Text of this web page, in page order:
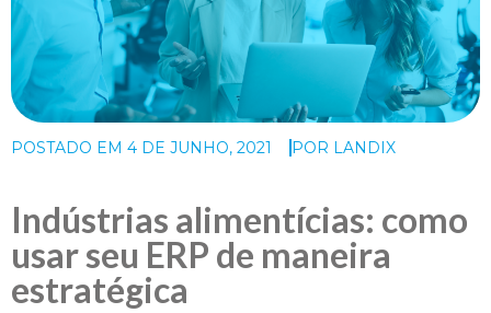
POSTADO EM 4 DE JUNHO, 2021 POR LANDIX
Indústrias alimentícias: como
usar seu ERP de maneira
estratégica